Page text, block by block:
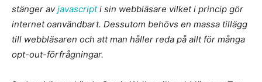
stänger avjavascripti sin webbläsare vilket i princip gör
internet oanvändbart. Dessutom behövs en massa tillägg
till webbläsaren och att man håller reda på allt för många
opt-out-förfrågningar.